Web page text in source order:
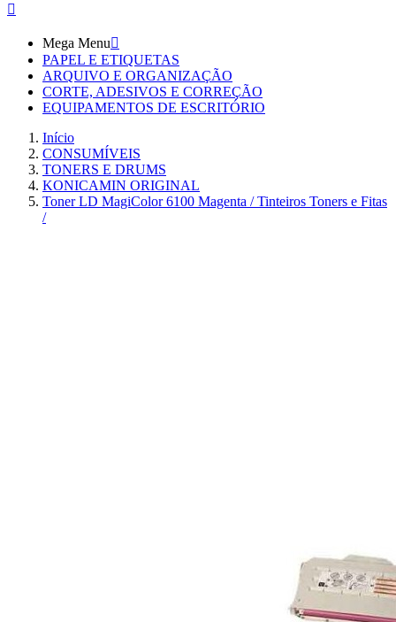

Mega Menu
PAPEL E ETIQUETAS
ARQUIVO E ORGANIZAÇÃO
CORTE, ADESIVOS E CORREÇÃO
EQUIPAMENTOS DE ESCRITÓRIO
Início
CONSUMÍVEIS
TONERS E DRUMS
KONICAMIN ORIGINAL
Toner LD MagiColor 6100 Magenta / Tinteiros Toners e Fitas
/